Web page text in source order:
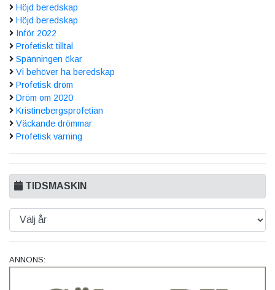
Höjd beredskap
Höjd beredskap
Inför 2022
Profetiskt tilltal
Spänningen ökar
Vi behöver ha beredskap
Profetisk dröm
Dröm om 2020
Kristinebergsprofetian
Väckande drömmar
Profetisk varning
TIDSMASKIN
ANNONS: